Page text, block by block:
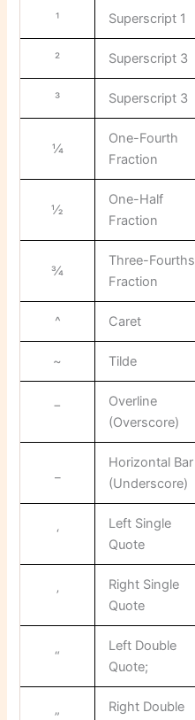
¹ Superscript 1
² Superscript 3
³ Superscript 3
¼
One-Fourth
Fraction
½
One-Half
Fraction
¾
Three-Fourths
Fraction
^ Caret
~ Tilde
‾
Overline
(Overscore)
Horizontal Bar
(Underscore)
‘
Left Single
Quote
’
Right Single
Quote
“
Left Double
Quote;
Right Double